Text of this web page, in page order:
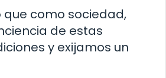
que como sociedad,
de estas
y exijamos un